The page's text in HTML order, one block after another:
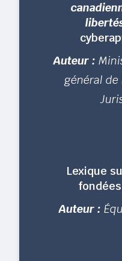
Auteur :
général de
Lexique
Auteur :